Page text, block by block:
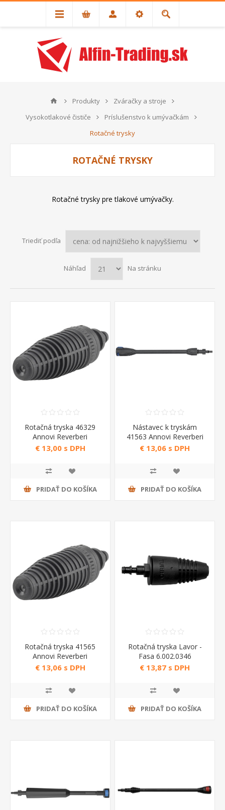
Produkty
Zváračky a stroje
Vysokotlakové čističe
Príslušenstvo k umývačkám
Rotačné trysky
ROTAČNÉ TRYSKY
Rotačné trysky pre tlakové umývačky.
Triediť podľa
Náhľad Na stránku
Rotačná tryska 46329
Annovi Reverberi
€ 13,00 s DPH
PRIDAŤ DO KOŠÍKA
Nástavec k tryskám
41563 Annovi Reverberi
€ 13,06 s DPH
PRIDAŤ DO KOŠÍKA
Rotačná tryska 41565
Annovi Reverberi
€ 13,06 s DPH
PRIDAŤ DO KOŠÍKA
Rotačná tryska Lavor -
Fasa 6.002.0346
€ 13,87 s DPH
PRIDAŤ DO KOŠÍKA